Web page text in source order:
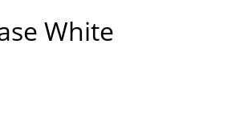
White